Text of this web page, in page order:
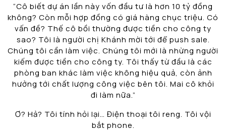
“Cô biết dự án lần này vốn đầu tư là hơn 10 tỷ đồng
không? Còn mỗi hợp đồng có giá hàng chục triệu. Có
vấn đề? Thế cô bồi thường được tiền cho công ty
sao? Tôi là người chị Khánh mời tới để push sale.
Chúng tôi cần làm việc. Chúng tôi mới là nhừng người
kiếm được tiền cho công ty. Tôi thấy từ đầu là các
phòng ban khác làm việc không hiệu quả, còn ảnh
hưởng tới chất lượng công việc bên tôi. Mai cô khỏi
đi làm nữa.”
Ơ? Hả? Tôi tính hỏi lại… Điện thoại tôi reng. Tôi vội
bắt phone.